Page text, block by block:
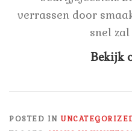
verrassen door
snel
Bekijk
POSTED IN